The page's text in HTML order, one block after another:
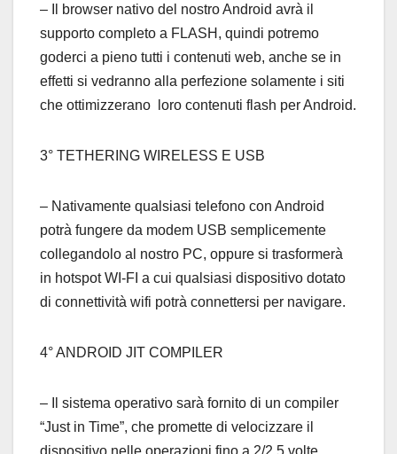
– Il browser nativo del nostro Android avrà il
supporto completo a FLASH, quindi potremo
goderci a pieno tutti i contenuti web, anche se in
effetti si vedranno alla perfezione solamente i siti
che ottimizzerano loro contenuti flash per Android.
3° TETHERING WIRELESS E USB
– Nativamente qualsiasi telefono con Android
potrà fungere da modem USB semplicemente
collegandolo al nostro PC, oppure si trasformerà
in hotspot WI-FI a cui qualsiasi dispositivo dotato
di connettività wifi potrà connettersi per navigare.
4° ANDROID JIT COMPILER
– Il sistema operativo sarà fornito di un compiler
“Just in Time”, che promette di velocizzare il
dispositivo nelle operazioni fino a 2/2.5 volte